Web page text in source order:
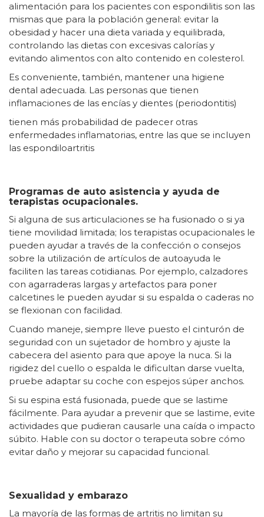
alimentación para los pacientes con espondilitis son las
mismas que para la población general: evitar la
obesidad y hacer una dieta variada y equilibrada,
controlando las dietas con excesivas calorías y
evitando alimentos con alto contenido en colesterol.
Es conveniente, también, mantener una higiene
dental adecuada. Las personas que tienen
inflamaciones de las encías y dientes (periodontitis)
tienen más probabilidad de padecer otras
enfermedades inflamatorias, entre las que se incluyen
las espondiloartritis
Programas de auto asistencia y ayuda de
terapistas ocupacionales.
Si alguna de sus articulaciones se ha fusionado o si ya
tiene movilidad limitada; los terapistas ocupacionales le
pueden ayudar a través de la confección o consejos
sobre la utilización de artículos de autoayuda le
faciliten las tareas cotidianas. Por ejemplo, calzadores
con agarraderas largas y artefactos para poner
calcetines le pueden ayudar si su espalda o caderas no
se flexionan con facilidad.
Cuando maneje, siempre lleve puesto el cinturón de
seguridad con un sujetador de hombro y ajuste la
cabecera del asiento para que apoye la nuca. Si la
rigidez del cuello o espalda le dificultan darse vuelta,
pruebe adaptar su coche con espejos súper anchos.
Si su espina está fusionada, puede que se lastime
fácilmente. Para ayudar a prevenir que se lastime, evite
actividades que pudieran causarle una caída o impacto
súbito. Hable con su doctor o terapeuta sobre cómo
evitar daño y mejorar su capacidad funcional.
Sexualidad y embarazo
La mayoría de las formas de artritis no limitan su